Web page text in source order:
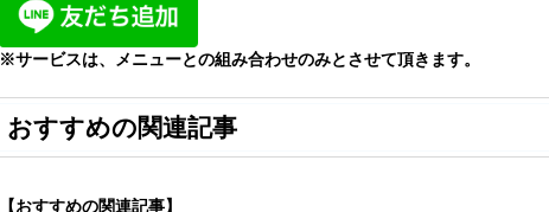
※サービスは、メニューとの組み合わせのみとさせて頂きます。
おすすめの関連記事
【おすすめの関連記事】